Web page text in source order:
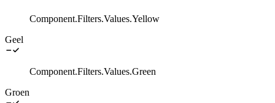
Component.Filters.Values.Yellow
Geel
Component.Filters.Values.Green
Groen